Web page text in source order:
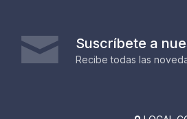
Suscríbete a
Recibe todas las